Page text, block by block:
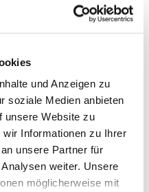
und Anzeigen zu
soziale Medien anbieten
unsere Website zu
Informationen zu Ihrer
unsere Partner für
weiter. Unsere
möglicherweise mit
die
für die Synthesen
führte Protokoll
in dem die
Lacke